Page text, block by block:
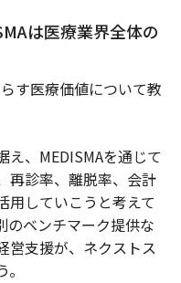
は医療業界全体の
す医療価値について教
、MEDISMAを通じて
再診率、離脱率、会計
用していこうと考えて
のベンチマーク提供な
営支援が、ネクストス